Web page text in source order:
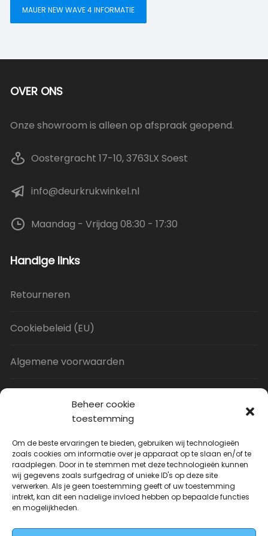
Beheer cookie
toestemming
Om de beste ervaringen te bieden, gebruiken wij technologieën
zoals cookies om informatie over je apparaat op te slaan en/of te
raadplegen. Door in te stemmen met deze technologieën kunnen
wij gegevens zoals surfgedrag of unieke ID's op deze site
verwerken. Als je geen toestemming geeft of uw toestemming
intrekt, kan dit een nadelige invloed hebben op bepaalde functies
en mogelijkheden.
MAUER NEW WAVE 4 INFORMATIE
OVER ONS
Onze showroom is alleen op afspraak geopend.
Oostergracht 17-10, 3763LX Soest
info@deurkrukwinkel.nl
Maandag - Vrijdag 08:30 - 17:30
Handige links
Retourneren
Cookiebeleid (EU)
Algemene voorwaarden
Uitverkoop
JNF Deurklink gebogen 16mm
prijs
prijs